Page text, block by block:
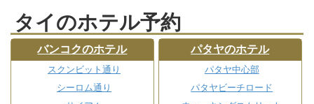
タイのホテル予約
バンコクのホテル
スクンビット通り
シーロム通り
パタヤのホテル
パタヤ中心部
パタヤビーチロード